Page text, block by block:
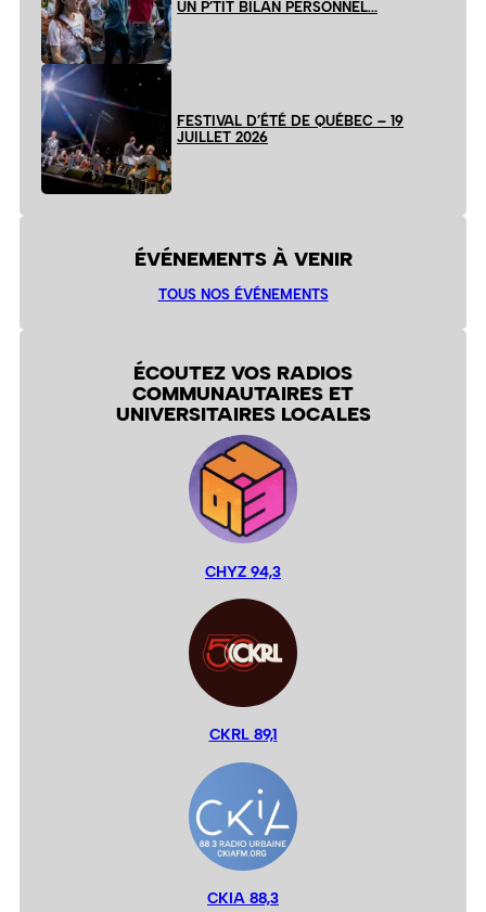
UN P’TIT BILAN PERSONNEL…
FESTIVAL D’ÉTÉ DE QUÉBEC – 19
JUILLET 2026
ÉVÉNEMENTS À VENIR
TOUS NOS ÉVÉNEMENTS
ÉCOUTEZ VOS RADIOS
COMMUNAUTAIRES ET
UNIVERSITAIRES LOCALES
CHYZ 94,3
CKRL 89,1
CKIA 88,3